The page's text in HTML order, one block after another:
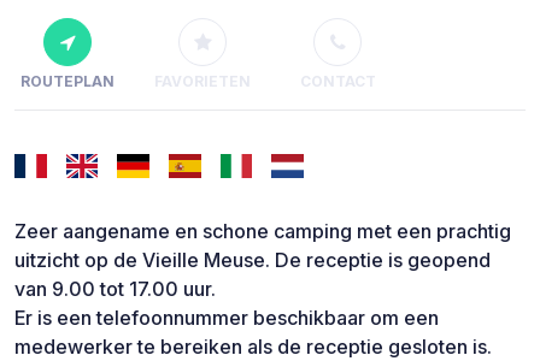
ROUTEPLAN FAVORIETEN CONTACT
Zeer aangename en schone camping met een prachtig
uitzicht op de Vieille Meuse. De receptie is geopend
van 9.00 tot 17.00 uur.
Er is een telefoonnummer beschikbaar om een
medewerker te bereiken als de receptie gesloten is.